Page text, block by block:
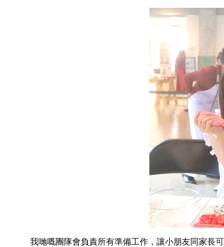
我哋嘅團隊會負責所有準備工作，讓小朋友同家長